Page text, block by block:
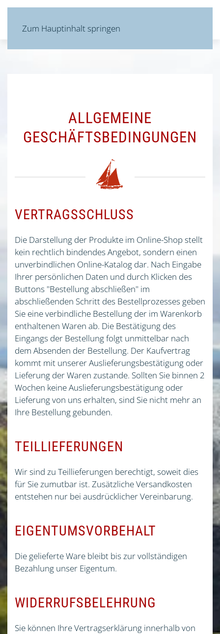
Zum Hauptinhalt springen
ALLGEMEINE
GESCHÄFTSBEDINGUNGEN
VERTRAGSSCHLUSS
Die Darstellung der Produkte im Online-Shop stellt
kein rechtlich bindendes Angebot, sondern einen
unverbindlichen Online-Katalog dar. Nach Eingabe
Ihrer persönlichen Daten und durch Klicken des
Buttons "Bestellung abschließen" im
abschließenden Schritt des Bestellprozesses geben
Sie eine verbindliche Bestellung der im Warenkorb
enthaltenen Waren ab. Die Bestätigung des
Eingangs der Bestellung folgt unmittelbar nach
dem Absenden der Bestellung. Der Kaufvertrag
kommt mit unserer Auslieferungsbestätigung oder
Lieferung der Waren zustande. Sollten Sie binnen 2
Wochen keine Auslieferungsbestätigung oder
Lieferung von uns erhalten, sind Sie nicht mehr an
Ihre Bestellung gebunden.
TEILLIEFERUNGEN
Wir sind zu Teillieferungen berechtigt, soweit dies
für Sie zumutbar ist. Zusätzliche Versandkosten
entstehen nur bei ausdrücklicher Vereinbarung.
EIGENTUMSVORBEHALT
Die gelieferte Ware bleibt bis zur vollständigen
Bezahlung unser Eigentum.
WIDERRUFSBELEHRUNG
Sie können Ihre Vertragserklärung innerhalb von